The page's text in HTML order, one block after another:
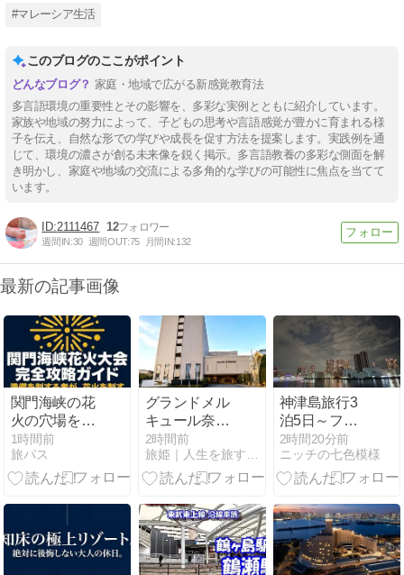
#マレーシア生活
このブログのここがポイント
家庭・地域で広がる新感覚教育法
多言語環境の重要性とその影響を、多彩な実例とともに紹介しています。
家族や地域の努力によって、子どもの思考や言語感覚が豊かに育まれる様
子を伝え、自然な形での学びや成長を促す方法を提案します。実践例を通
じて、環境の濃さが創る未来像を鋭く掲示。多言語教養の多彩な側面を解
き明かし、家庭や地域の交流による多角的な学びの可能性に焦点を当てて
います。
2111467 12
週間IN:30 週間OUT:75 月間IN:132
最新の記事画像
関門海峡の花
火の穴場を徹
底解説！混雑
回避と完全攻
略ガイド
1時間前
旅パス
グランドメル
キュール奈良
橿原の魅力
は？客室・温
泉・アクセ
紹介
2時間前
旅姫｜人生を旅するすべての人のお供に
神津島旅行3
泊5日～フェ
リー編～
2時間20分前
ニッチの七色模様